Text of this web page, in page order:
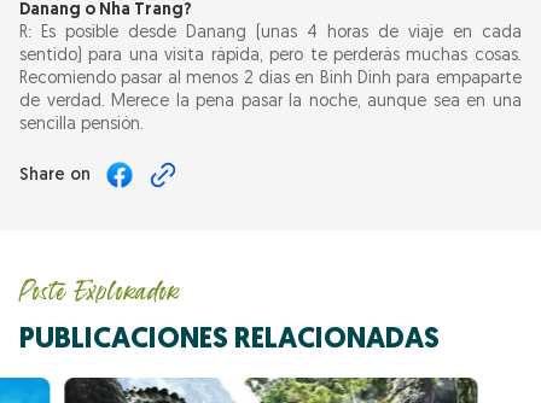
Danang o Nha Trang?
R: Es posible desde Danang (unas 4 horas de viaje en cada
sentido) para una visita rápida, pero te perderás muchas cosas.
Recomiendo pasar al menos 2 días en Binh Dinh para empaparte
de verdad. Merece la pena pasar la noche, aunque sea en una
sencilla pensión.
Share on
Poste Explorador
PUBLICACIONES RELACIONADAS